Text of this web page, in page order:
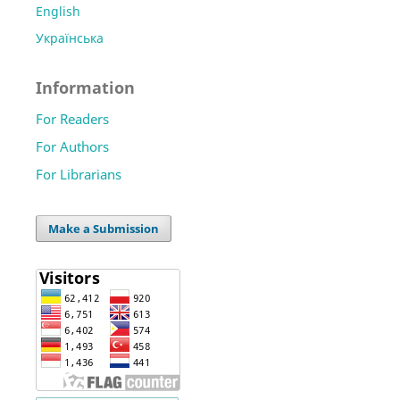
English
Українська
Information
For Readers
For Authors
For Librarians
Make a Submission